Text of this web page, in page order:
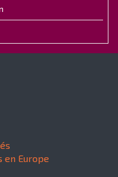
en Europe